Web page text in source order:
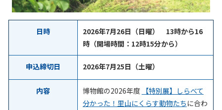
日時 2026年7月26日（日曜） 13時から16
時（開場時間：12時15分から）
申込締切日 2026年7月25日（土曜）
内容 博物館の2026年度 【特別展】しらべて
分かった！里山にくらす動物たち に合わ